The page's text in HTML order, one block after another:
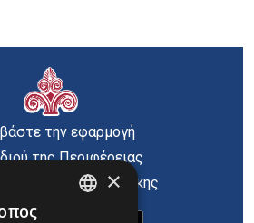
την εφαρμογή
της Περιφέρειας
Μακεδονίας Θράκης
×